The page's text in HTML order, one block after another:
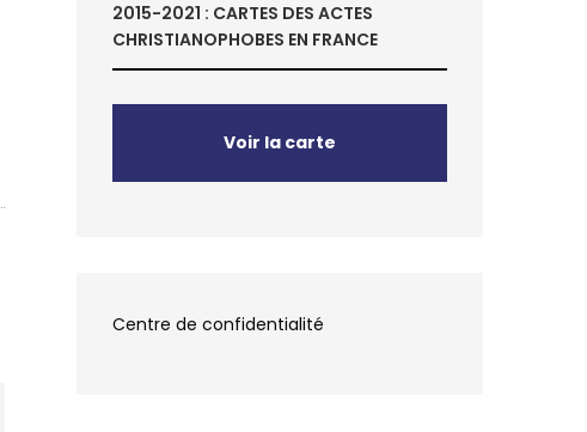
2015-2021 : CARTES DES ACTES
CHRISTIANOPHOBES EN FRANCE
Voir la carte
Centre de confidentialité